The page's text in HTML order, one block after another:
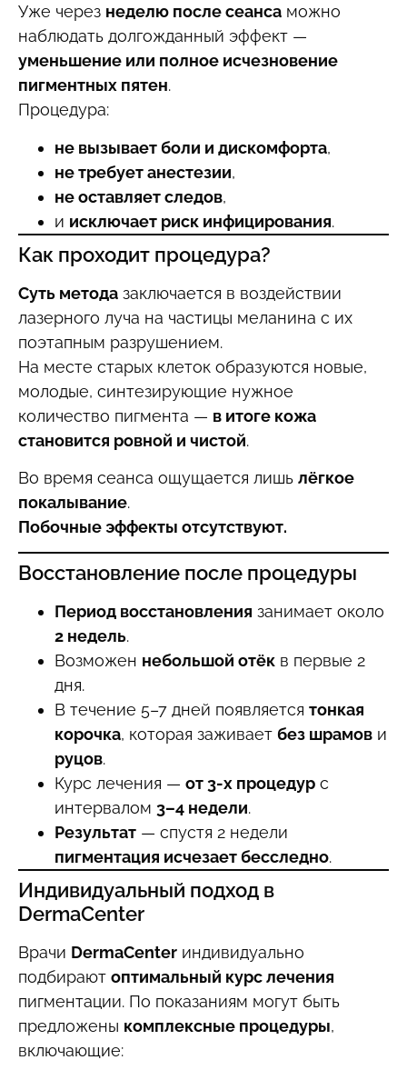
Уже через неделю после сеанса можно
наблюдать долгожданный эффект —
уменьшение или полное исчезновение
пигментных пятен.
Процедура:
не вызывает боли и дискомфорта,
не требует анестезии,
не оставляет следов,
и исключает риск инфицирования.
Как проходит процедура?
Суть метода заключается в воздействии
лазерного луча на частицы меланина с их
поэтапным разрушением.
На месте старых клеток образуются новые,
молодые, синтезирующие нужное
количество пигмента — в итоге кожа
становится ровной и чистой.
Во время сеанса ощущается лишь лёгкое
покалывание.
Побочные эффекты отсутствуют.
Восстановление после процедуры
Период восстановления занимает около
2 недель.
Возможен небольшой отёк в первые 2
дня.
В течение 5–7 дней появляется тонкая
корочка, которая заживает без шрамов и
руцов.
Курс лечения — от 3-х процедур с
интервалом 3–4 недели.
Результат — спустя 2 недели
пигментация исчезает бесследно.
Индивидуальный подход в
DermaCenter
Врачи DermaCenter индивидуально
подбирают оптимальный курс лечения
пигментации. По показаниям могут быть
предложены комплексные процедуры,
включающие: